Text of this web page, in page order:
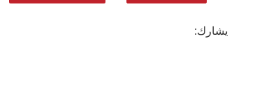
يشارك: